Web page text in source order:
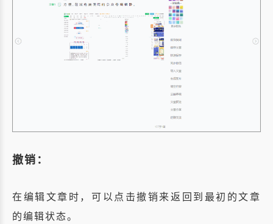
撤销：
在编辑文章时，可以点击撤销来返回到最初的文章
的编辑状态。